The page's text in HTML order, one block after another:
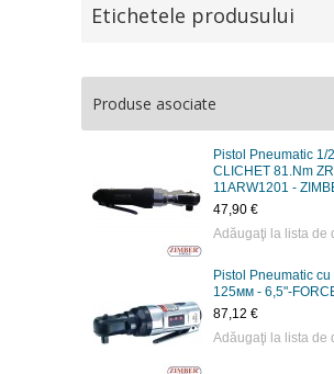
Etichetele produsului
Produse asociate
Pistol Pneumatic 1/
CLICHET 81.Nm
11ARW1201 -
47,90 €
Adăugaţi la lista de
Pistol Pneumatic
125мм - 6,5"-
87,12 €
Adăugaţi la lista de